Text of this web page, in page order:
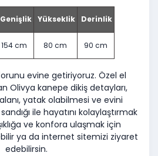
Genişlik Yükseklik Derinlik
154 cm 80 cm 90 cm
evine getiriyoruz. Özel el
Olivya kanepe dikiş detayları,
yatak olabilmesi ve evini
ile hayatını kolaylaştırmak
ve konfora ulaşmak için
ya da internet sitemizi ziyaret
edebilirsin.